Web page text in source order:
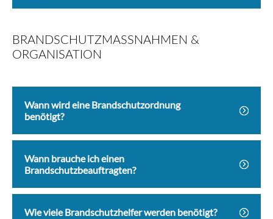
BRANDSCHUTZMASSNAHMEN & O
RGANISATION
Wann wird eine Brandschutzordnung
benötigt?
Wann brauche ich einen
Brandschutzbeauftragten?
Wie viele Brandschutzhelfer werden benötigt?